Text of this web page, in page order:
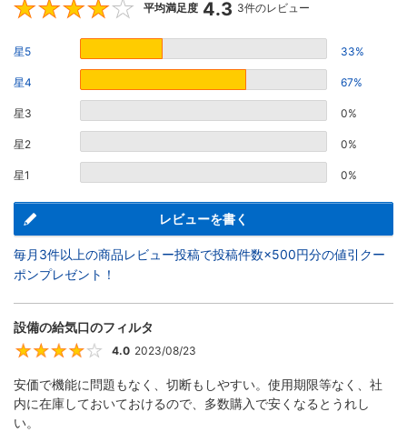
4.3
平均満足度 4.3 3件のレビュー
星5 33%
星4 67%
星3 0%
星2 0%
星1 0%
レビューを書く
毎月3件以上の商品レビュー投稿で投稿件数×500円分の値引クー
ポンプレゼント！
設備の給気口のフィルタ
4
4.0 2023/08/23
安価で機能に問題もなく、切断もしやすい。使用期限等なく、社
内に在庫しておいておけるので、多数購入で安くなるとうれし
い。